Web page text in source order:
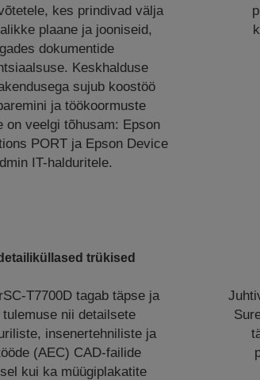
kes prindivad välja
plaane ja jooniseid,
dokumentide
Keskhalduse
sujub koostöö
ja töökoormuste
on veelgi tõhusam: Epson
PORT ja Epson Device
IT-halduritele.
trükised
T7700D tagab täpse ja
tulemuse nii detailsete
insenertehniliste ja
(AEC) CAD-failide
kui ka müügiplakatite